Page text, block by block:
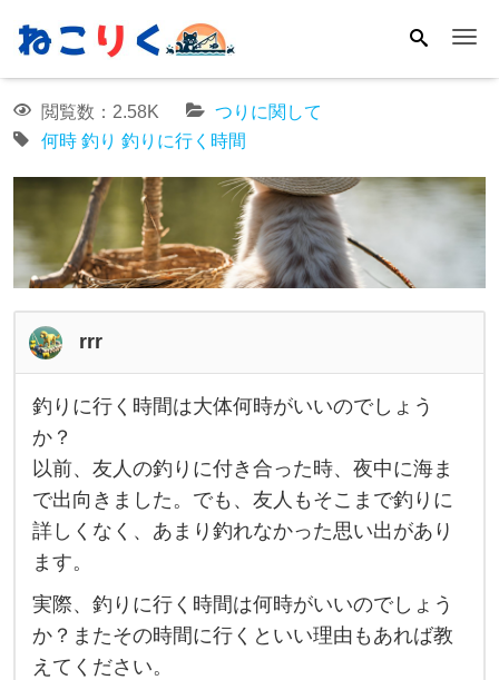
閲覧数：2.58K
つりに関して
何時 釣り 釣りに行く時間
rrr
釣
り
に
行
く
時
間
は
釣りに行く時間は大体何時がいいのでしょう
か？
以前、友人の釣りに付き合った時、夜中に海ま
で出向きました。でも、友人もそこまで釣りに
詳しくなく、あまり釣れなかった思い出があり
ます。
実際、釣りに行く時間は何時がいいのでしょう
か？またその時間に行くといい理由もあれば教
えてください。